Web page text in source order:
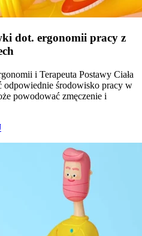
dot. ergonomii pracy z
i Terapeuta Postawy Ciała
środowisko pracy w
powodować zmęczenie i